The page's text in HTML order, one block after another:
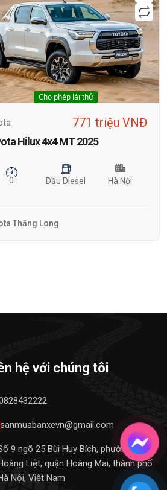
Cho phép lái thử
771 triệu VNĐ
Hilux 4x4 MT 2025
0 Dầu Diesel Hà Nội
Thăng Long
hệ với chúng tôi
sanmuabanxevn@gmail.com
9 ngõ 25 Bùi Huy Bích, phường
Liệt, quận Hoàng Mai, thành phố
Nội, Việt Nam